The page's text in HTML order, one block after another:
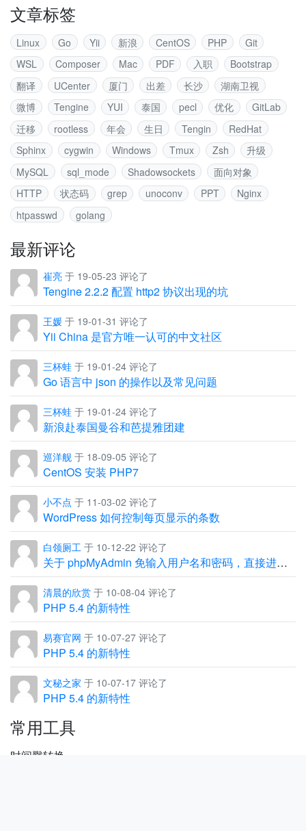
文章标签
Linux Go Yii 新浪 CentOS PHP
Git
WSL
Composer Mac PDF 入职
Bootstrap
翻译
UCenter 厦门 出差 长沙
湖南卫视
微博
Tengine YUI 泰国 pecl 优化
GitLab
迁移
rootless 年会 生日 Tengin
RedHat
Sphinx
cygwin Windows Tmux Zsh
升级
MySQL
sql_mode Shadowsockets
面向对象
HTTP
状态码 grep unoconv PPT
Nginx
htpasswd
golang
最新评论
崔亮 于 19-05-23 评论了
Tengine 2.2.2 配置 http2 协议出现的坑
王媛 于 19-01-31 评论了
Yii China 是官方唯一认可的中文社区
三杯蛙 于 19-01-24 评论了
Go 语言中 json 的操作以及常见问题
三杯蛙 于 19-01-24 评论了
新浪赴泰国曼谷和芭提雅团建
巡洋舰 于 18-09-05 评论了
CentOS 安装 PHP7
小不点 于 11-03-02 评论了
WordPress 如何控制每页显示的条数
白领厕工 于 10-12-22 评论了
关于 phpMyAdmin 免输入用户名和密码，直接进入管理界面
清晨的欣赏 于 10-08-04 评论了
PHP 5.4 的新特性
易赛官网 于 10-07-27 评论了
PHP 5.4 的新特性
文秘之家 于 10-07-17 评论了
PHP 5.4 的新特性
常用工具
时间戳转换